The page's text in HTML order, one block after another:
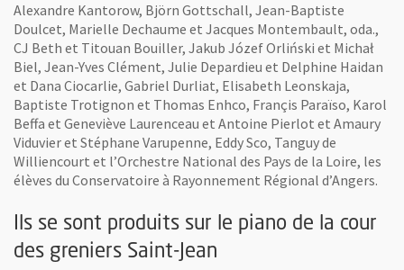
Alexandre Kantorow, Björn Gottschall, Jean-Baptiste
Doulcet, Marielle Dechaume et Jacques Montembault, oda.,
CJ Beth et Titouan Bouiller, Jakub Józef Orliński et Michał
Biel, Jean-Yves Clément, Julie Depardieu et Delphine Haidan
et Dana Ciocarlie, Gabriel Durliat, Elisabeth Leonskaja,
Baptiste Trotignon et Thomas Enhco, Françis Paraïso, Karol
Beffa et Geneviève Laurenceau et Antoine Pierlot et Amaury
Viduvier et Stéphane Varupenne, Eddy Sco, Tanguy de
Williencourt et l’Orchestre National des Pays de la Loire, les
élèves du Conservatoire à Rayonnement Régional d’Angers.
Ils se sont produits sur le piano de la cour
des greniers Saint-Jean